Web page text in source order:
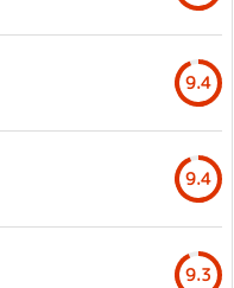
9.4
9.4
9.3